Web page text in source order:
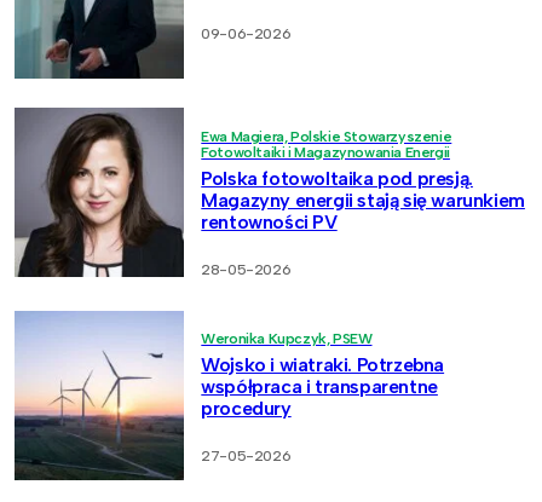
09-06-2026
Ewa Magiera, Polskie Stowarzyszenie
Fotowoltaiki i Magazynowania Energii
Polska fotowoltaika pod presją.
Magazyny energii stają się warunkiem
rentowności PV
28-05-2026
Weronika Kupczyk, PSEW
Wojsko i wiatraki. Potrzebna
współpraca i transparentne
procedury
27-05-2026